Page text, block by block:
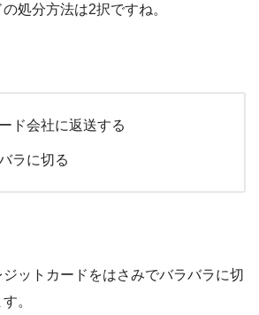
処分方法は2択ですね。
ド会社に返送する
ラに切る
ットカードをはさみでバラバラに切
。